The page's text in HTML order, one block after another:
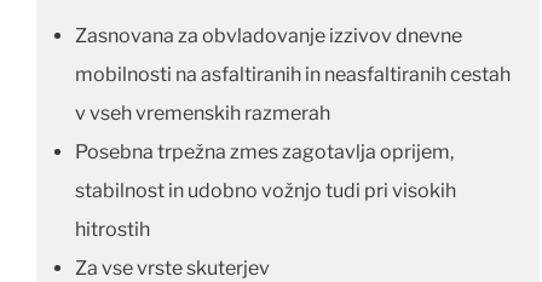
Zasnovana za obvladovanje izzivov dnevne
mobilnosti na asfaltiranih in neasfaltiranih cestah
v vseh vremenskih razmerah
Posebna trpežna zmes zagotavlja oprijem,
stabilnost in udobno vožnjo tudi pri visokih
hitrostih
Za vse vrste skuterjev